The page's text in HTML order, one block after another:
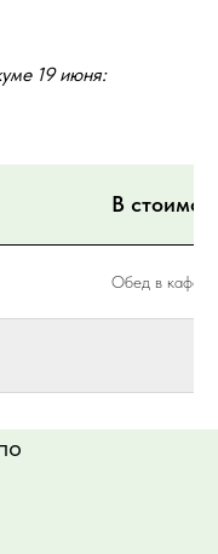
19 июня:
В
Обед в кафе